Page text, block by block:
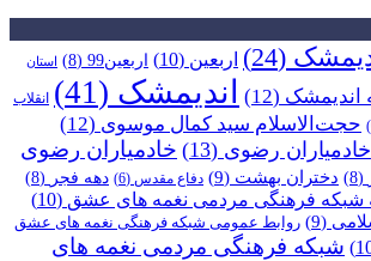
(24) اربعین (10) اربعین99 (8) استان
اندیمشک (12) اندیمشک (41)
انقلاب
حجت‌الاسلام سید کمال موسوی (12)
خادمیاران رضوی (13)
خادمیاران رضوی
(8) دختران بهشت (9) دفاع مقدس (6) دهه فجر (8)
شبکه فرهنگی مردمی نغمه های عشق (10)
(9)
روابط عمومی شبکه فرهنگی نغمه های عشق
شبکه فرهنگی مردمی نغمه های